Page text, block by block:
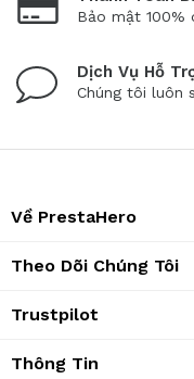
Bảo mật 100%
Dịch Vụ Hỗ
Chúng tôi luôn
Về PrestaHero
Theo Dõi Chúng Tôi
Trustpilot
Thông Tin